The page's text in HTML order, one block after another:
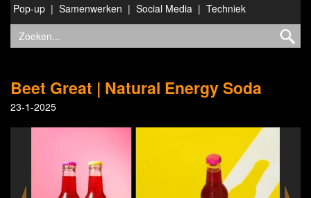
Pop-up
Samenwerken Social Media Techniek
Beet Great | Natural Energy Soda
23-1-2025